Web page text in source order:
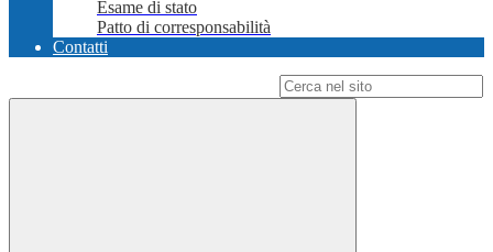
Esame di stato
Patto di corresponsabilità
Contatti